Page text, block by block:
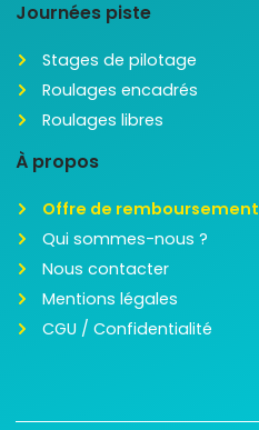
Journées piste
Stages de pilotage
Roulages encadrés
Roulages libres
À propos
Offre de remboursement
Qui sommes-nous ?
Nous contacter
Mentions légales
CGU / Confidentialité